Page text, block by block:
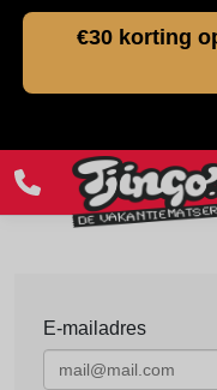
€30 korting
E-mailadres